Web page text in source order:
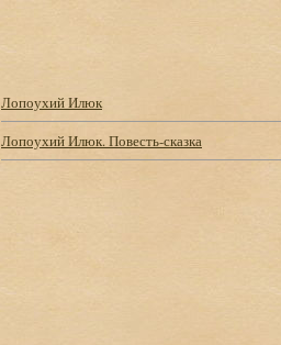
Лопоухий Илюк
Лопоухий Илюк. Повесть-сказка